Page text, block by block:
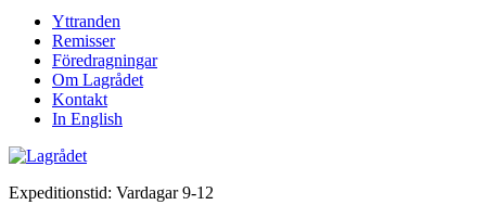
Yttranden
Remisser
Föredragningar
Om Lagrådet
Kontakt
In English
Expeditionstid: Vardagar 9-12